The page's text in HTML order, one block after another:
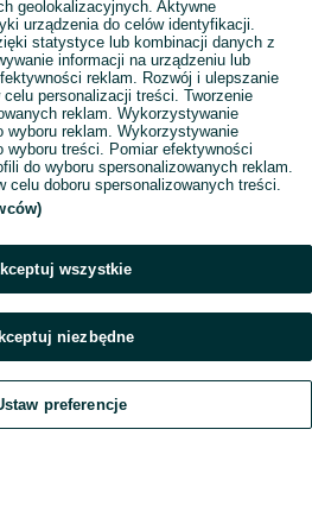
Dodaj Czat Konto
geolokalizacyjnych. Aktywne
urządzenia do celów identyfikacji.
statystyce lub kombinacji danych z
informacji na urządzeniu lub
reklam. Rozwój i ulepszanie
celu personalizacji treści. Tworzenie
reklam. Wykorzystywanie
wyboru reklam. Wykorzystywanie
wyboru treści. Pomiar efektywności
do wyboru spersonalizowanych reklam.
celu doboru spersonalizowanych treści.
wszystkie
niezbędne
preferencje